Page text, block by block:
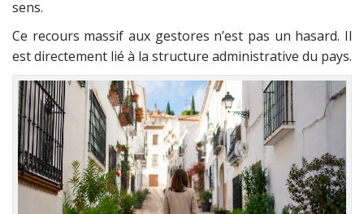
sens.
Ce recours massif aux gestores n’est pas un hasard. Il
est directement lié à la structure administrative du pays.